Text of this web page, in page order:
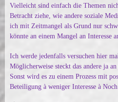
Vielleicht sind einfach die Themen
Betracht ziehe, wie andere soziale
ich mit Zeitmangel als Grund nur
könnte an einem Mangel an Interesse
Ich werde jedenfalls versuchen hier
Möglicherweise steckt das andere ja
Sonst wird es zu einem Prozess mit
Beteiligung à weniger Interesse à